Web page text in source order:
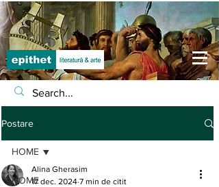
Postare
HOME
HOME
Alina Gherasim
17 dec. 2024 7 min de citit